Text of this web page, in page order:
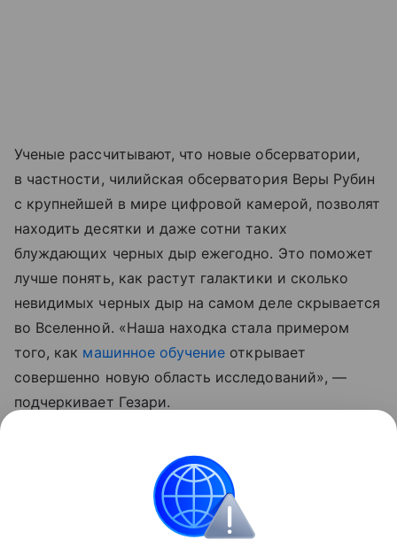
Ученые рассчитывают, что новые обсерватории,
в частности, чилийская обсерватория Веры Рубин
с крупнейшей в мире цифровой камерой, позволят
находить десятки и даже сотни таких
блуждающих черных дыр ежегодно. Это поможет
лучше понять, как растут галактики и сколько
невидимых черных дыр на самом деле скрывается
во Вселенной. «Наша находка стала примером
того, как машинное обучение открывает
совершенно новую область исследований», —
подчеркивает Гезари.
для образования массивных звезд.